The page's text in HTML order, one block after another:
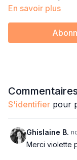
ne pas passer à
En savoir plus
S'identifier pour
Ghislaine B.
Merci violette